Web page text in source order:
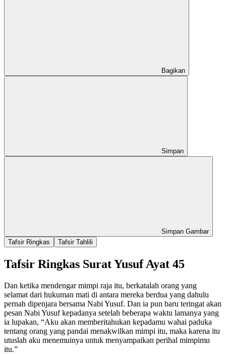
Bagikan
Simpan
Simpan Gambar
Tafsir Ringkas
Tafsir Tahlili
Tafsir Ringkas Surat Yusuf Ayat 45
Dan ketika mendengar mimpi raja itu, berkatalah orang yang
selamat dari hukuman mati di antara mereka berdua yang dahulu
pernah dipenjara bersama Nabi Yusuf. Dan ia pun baru teringat akan
pesan Nabi Yusuf kepadanya setelah beberapa waktu lamanya yang
ia lupakan, “Aku akan memberitahukan kepadamu wahai paduka
tentang orang yang pandai menakwilkan mimpi itu, maka karena itu
utuslah aku menemuinya untuk menyampaikan perihal mimpimu
itu.”